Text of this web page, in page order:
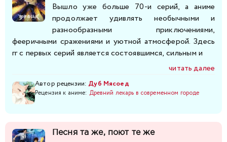
Вышло уже больше 70-и серий, а аниме
продолжает удивлять необычными и
разнообразными приключениями,
фееричными сражениями и уютной атмосферой. Здесь
гг с первых серий является состоявшимся, сильным и
читать далее
Автор рецензии: Дуб Мясоед
Рецензия к аниме: Древний лекарь в современном городе
Песня та же, поют те же